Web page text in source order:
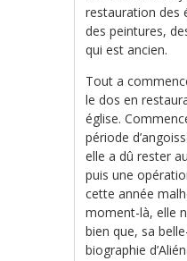
restauration des
des peintures,
qui est ancien.
Tout a
le dos en
église.
période
elle a dû rester
puis une
cette année
moment-là, elle
bien que, sa
biographie